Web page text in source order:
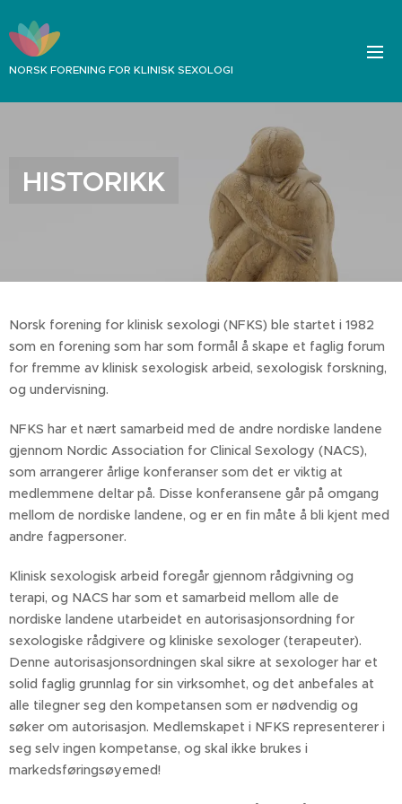
NORSK FORENING FOR KLINISK SEXOLOGI
HISTORIKK
Norsk forening for klinisk sexologi (NFKS) ble startet i 1982
som en forening som har som formål å skape et faglig forum
for fremme av klinisk sexologisk arbeid, sexologisk forskning,
og undervisning.
NFKS har et nært samarbeid med de andre nordiske landene
gjennom Nordic Association for Clinical Sexology (NACS),
som arrangerer årlige konferanser som det er viktig at
medlemmene deltar på. Disse konferansene går på omgang
mellom de nordiske landene, og er en fin måte å bli kjent med
andre fagpersoner.
Klinisk sexologisk arbeid foregår gjennom rådgivning og
terapi, og NACS har som et samarbeid mellom alle de
nordiske landene utarbeidet en autorisasjonsordning for
sexologiske rådgivere og kliniske sexologer (terapeuter).
Denne autorisasjonsordningen skal sikre at sexologer har et
solid faglig grunnlag for sin virksomhet, og det anbefales at
alle tilegner seg den kompetansen som er nødvendig og
søker om autorisasjon. Medlemskapet i NFKS representerer i
seg selv ingen kompetanse, og skal ikke brukes i
markedsføringsøyemed!